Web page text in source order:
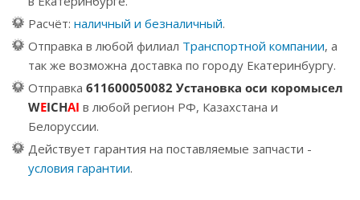
Расчёт: наличный и безналичный.
Отправка в любой филиал Транспортной компании, а
так же возможна доставка по городу Екатеринбургу.
Отправка 611600050082 Установка оси коромысел
WEICHAI в любой регион РФ, Казахстана и
Белоруссии.
Действует гарантия на поставляемые запчасти -
условия гарантии.